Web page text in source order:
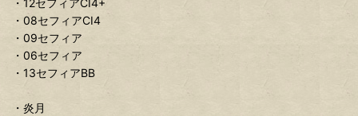
・08セフィアCI4
・09セフィア
・06セフィア
・13セフィアBB
・炎月